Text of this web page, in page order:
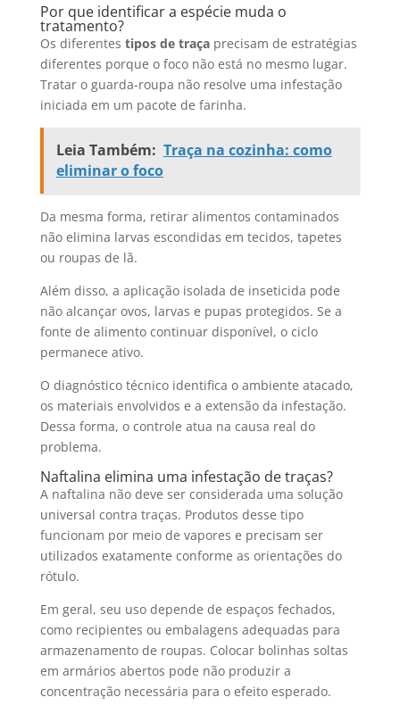
Por que identificar a espécie muda o
tratamento?
Os diferentes tipos de traçaprecisam de estratégias
diferentes porque o foco não está no mesmo lugar.
Tratar o guarda-roupa não resolve uma infestação
iniciada em um pacote de farinha.
Leia Também: Traça na cozinha: como
eliminar o foco
Da mesma forma, retirar alimentos contaminados
não elimina larvas escondidas em tecidos, tapetes
ou roupas de lã.
Além disso, a aplicação isolada de inseticida pode
não alcançar ovos, larvas e pupas protegidos. Se a
fonte de alimento continuar disponível, o ciclo
permanece ativo.
O diagnóstico técnico identifica o ambiente atacado,
os materiais envolvidos e a extensão da infestação.
Dessa forma, o controle atua na causa real do
problema.
Naftalina elimina uma infestação de traças?
A naftalina não deve ser considerada uma solução
universal contra traças. Produtos desse tipo
funcionam por meio de vapores e precisam ser
utilizados exatamente conforme as orientações do
rótulo.
Em geral, seu uso depende de espaços fechados,
como recipientes ou embalagens adequadas para
armazenamento de roupas. Colocar bolinhas soltas
em armários abertos pode não produzir a
concentração necessária para o efeito esperado.